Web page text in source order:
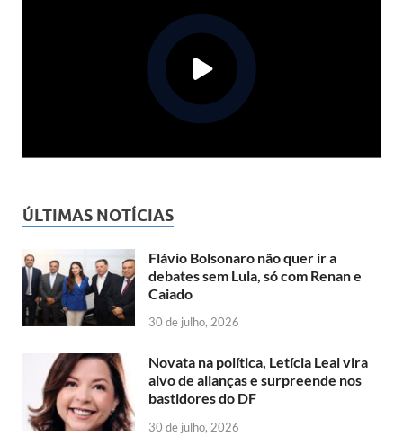
ÚLTIMAS NOTÍCIAS
Flávio Bolsonaro não quer ir a
debates sem Lula, só com Renan e
Caiado
30 de julho, 2026
Novata na política, Letícia Leal vira
alvo de alianças e surpreende nos
bastidores do DF
30 de julho, 2026